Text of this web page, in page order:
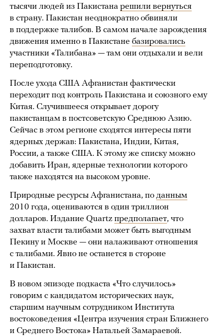
тысячи людей из Пакистана решили вернуться
в страну. Пакистан неоднократно обвиняли
в поддержке талибов. В самом начале зарождения
движения именно в Пакистане базировались
участники «Талибана» — там они отдыхали и вели
переподготовку.
После ухода США Афганистан фактически
переходит под контроль Пакистана и союзного ему
Китая. Случившееся открывает дорогу
пакистанцам в постсоветскую Среднюю Азию.
Сейчас в этом регионе сходятся интересы пяти
ядерных держав: Пакистана, Индии, Китая,
России, а также США. К этому же списку можно
добавить Иран, ядерные технологии которого
также находятся на высоком уровне.
Природные ресурсы Афганистана, по данным
2010 года, оцениваются в один триллион
долларов. Издание Quartz предполагает, что
захват власти талибами может быть выгодным
Пекину и Москве — они налаживают отношения
с талибами. Явно не останется в стороне
и Пакистан.
В новом эпизоде подкаста «Что случилось»
говорим с кандидатом исторических наук,
старшим научным сотрудником Института
востоковедения «Центра изучения стран Ближнего
и Среднего Востока» Натальей Замараевой.